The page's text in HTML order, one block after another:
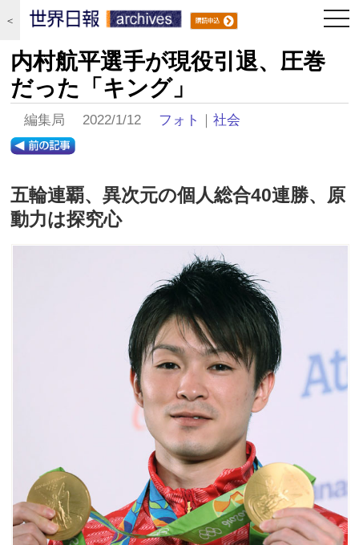
＜
内村航平選手が現役引退、圧巻
だった「キング」
編集局 2022/1/12 フォト ｜社会
五輪連覇、異次元の個人総合40連勝、原
動力は探究心